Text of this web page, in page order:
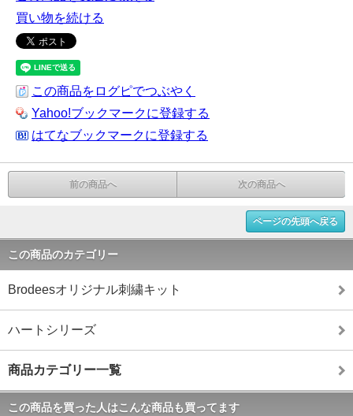
買い物を続ける
この商品をログピでつぶやく
Yahoo!ブックマークに登録する
はてなブックマークに登録する
前の商品へ 次の商品へ
ページの先頭へ戻る
この商品のカテゴリー
Brodeesオリジナル刺繍キット
ハートシリーズ
商品カテゴリー一覧
この商品を買った人はこんな商品も買ってます